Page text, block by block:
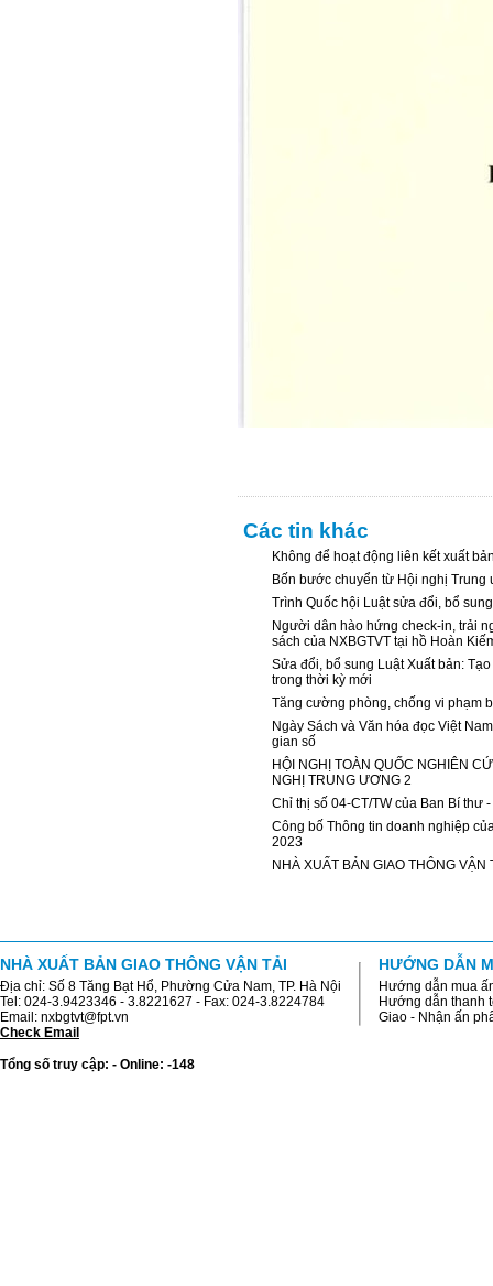
Các tin khác
Không để hoạt động liên kết xuất
Bốn bước chuyển từ Hội nghị
Trình Quốc hội Luật sửa đổi, bổ
Người dân hào hứng check-in, trải
sách của NXBGTVT tại hồ Hoàn
Sửa đổi, bổ sung Luật Xuất bản:
trong thời kỳ mới
Tăng cường phòng, chống vi phạm
Ngày Sách và Văn hóa đọc Việt
gian số
HỘI NGHỊ TOÀN QUỐC NGHIÊN
NGHỊ TRUNG ƯƠNG 2
Chỉ thị số 04-CT/TW của Ban Bí thư
Công bố Thông tin doanh nghiệp
2023
NHÀ XUẤT BẢN GIAO THÔNG
NHÀ XUẤT BẢN GIAO THÔNG VẬN TẢI
Địa chỉ: Số 8 Tăng Bạt Hổ, Phường Cửa Nam, TP. Hà Nội
Tel: 024-3.9423346 - 3.8221627 - Fax: 024-3.8224784
Email: nxbgtvt@fpt.vn
Check Email
Tổng số truy cập: - Online: -148
HƯỚNG DẪN
Hướng dẫn mua
Hướng dẫn thanh
Giao - Nhận ấn